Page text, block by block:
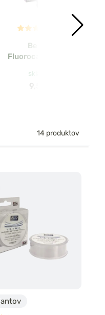
Berkley
Fluorocarbon SicK
skladom
9,56 €
14 produktov